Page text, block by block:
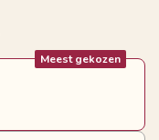
Meest gekozen